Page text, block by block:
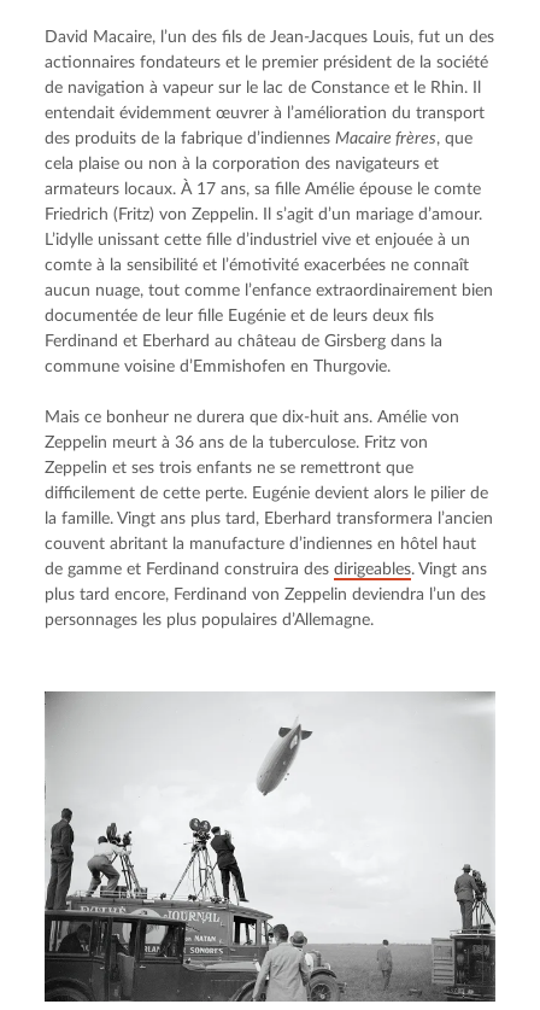
David Macaire, l’un des fils de Jean-Jacques Louis, fut un des
actionnaires fondateurs et le premier président de la société
de navigation à vapeur sur le lac de Constance et le Rhin. Il
entendait évidemment œuvrer à l’amélioration du transport
des produits de la fabrique d’indiennes Macaire frères, que
cela plaise ou non à la corporation des navigateurs et
armateurs locaux. À 17 ans, sa fille Amélie épouse le comte
Friedrich (Fritz) von Zeppelin. Il s’agit d’un mariage d’amour.
L’idylle unissant cette fille d’industriel vive et enjouée à un
comte à la sensibilité et l’émotivité exacerbées ne connaît
aucun nuage, tout comme l’enfance extraordinairement bien
documentée de leur fille Eugénie et de leurs deux fils
Ferdinand et Eberhard au château de Girsberg dans la
commune voisine d’Emmishofen en Thurgovie.
Mais ce bonheur ne durera que dix-huit ans. Amélie von
Zeppelin meurt à 36 ans de la tuberculose. Fritz von
Zeppelin et ses trois enfants ne se remettront que
difficilement de cette perte. Eugénie devient alors le pilier de
la famille. Vingt ans plus tard, Eberhard transformera l’ancien
couvent abritant la manufacture d’indiennes en hôtel haut
de gamme et Ferdinand construira des dirigeables. Vingt ans
plus tard encore, Ferdinand von Zeppelin deviendra l’un des
personnages les plus populaires d’Allemagne.